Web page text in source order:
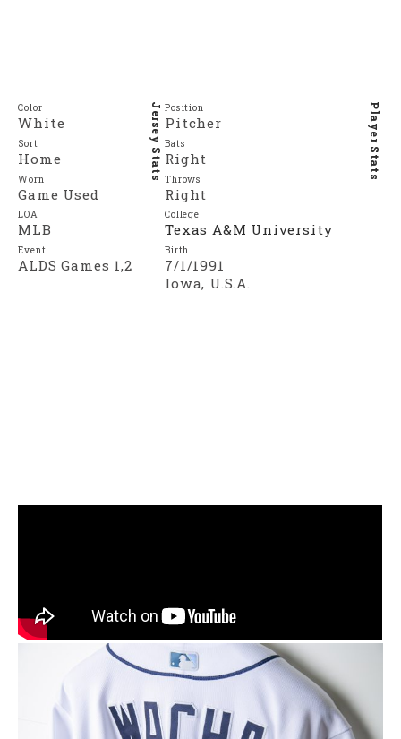
Jersey Stats
Color
White
Sort
Home
Worn
Game Used
LOA
MLB
Event
ALDS Games 1,2
Player Stats
Position
Pitcher
Bats
Right
Throws
Right
College
Texas A&M University
Birth
7/1/1991
Iowa, U.S.A.